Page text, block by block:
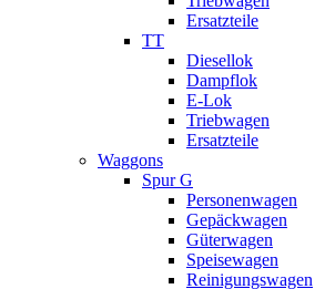
Ersatzteile
TT
Diesellok
Dampflok
E-Lok
Triebwagen
Ersatzteile
Waggons
Spur G
Personenwagen
Gepäckwagen
Güterwagen
Speisewagen
Reinigungswagen